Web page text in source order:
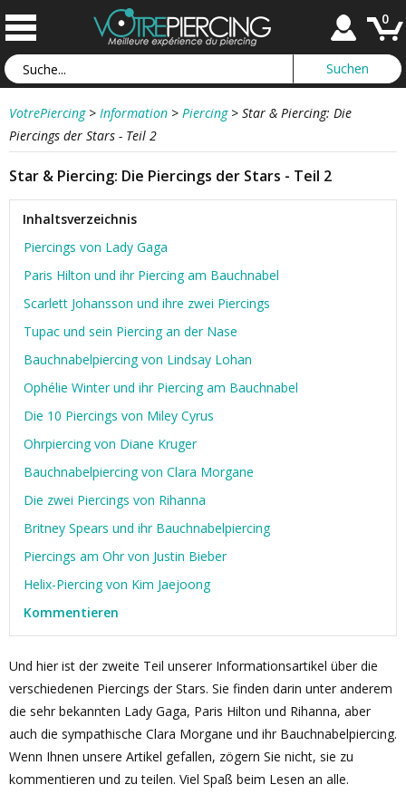
0
VotrePiercing > Information > Piercing > Star & Piercing: Die
Piercings der Stars - Teil 2
Star & Piercing: Die Piercings der Stars - Teil 2
Inhaltsverzeichnis
Piercings von Lady Gaga
Paris Hilton und ihr Piercing am Bauchnabel
Scarlett Johansson und ihre zwei Piercings
Tupac und sein Piercing an der Nase
Bauchnabelpiercing von Lindsay Lohan
Ophélie Winter und ihr Piercing am Bauchnabel
Die 10 Piercings von Miley Cyrus
Ohrpiercing von Diane Kruger
Bauchnabelpiercing von Clara Morgane
Die zwei Piercings von Rihanna
Britney Spears und ihr Bauchnabelpiercing
Piercings am Ohr von Justin Bieber
Helix-Piercing von Kim Jaejoong
Kommentieren
Und hier ist der zweite Teil unserer Informationsartikel über die
verschiedenen Piercings der Stars. Sie finden darin unter anderem
die sehr bekannten Lady Gaga, Paris Hilton und Rihanna, aber
auch die sympathische Clara Morgane und ihr Bauchnabelpiercing.
Wenn Ihnen unsere Artikel gefallen, zögern Sie nicht, sie zu
kommentieren und zu teilen. Viel Spaß beim Lesen an alle.